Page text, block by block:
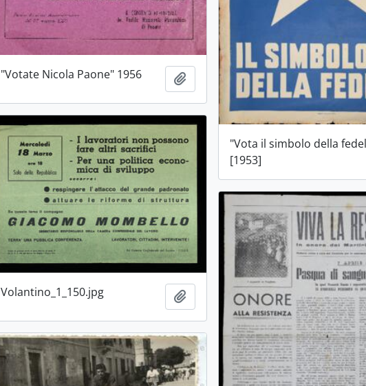
"Votate Nicola Paone" 1956 Aggiungi all'area di lavoro
"Vota il simbolo della
[1953]
Volantino_1_150.jpg Aggiungi all'area di lavoro